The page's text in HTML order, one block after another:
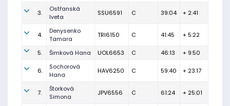
3.
Ostřanská
Iveta
SSU6591 C 39:04 + 2:41
4.
Denysenko
Tamara
TRI6150 C 41:45 + 5:22
5. Šimková Hana UOL6653 C 46:13 + 9:50
6.
Sochorová
Hana
HAV6250 C 59:40 + 23:17
7.
Štorková
Simona
JPV6556 C 61:24 + 25:01